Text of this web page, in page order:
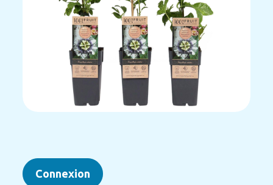
Connexion